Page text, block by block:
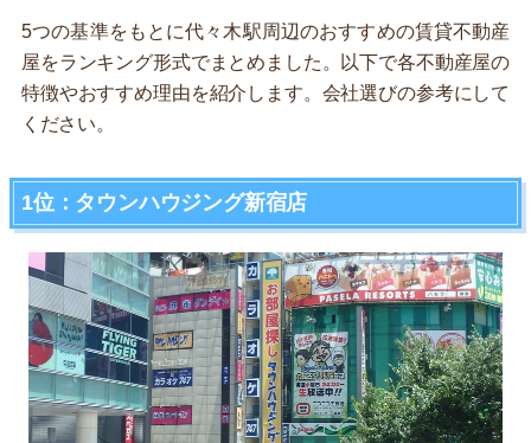
5つの基準をもとに代々木駅周辺のおすすめの賃貸不動産
屋をランキング形式でまとめました。以下で各不動産屋の
特徴やおすすめ理由を紹介します。会社選びの参考にして
ください。
1位：タウンハウジング新宿店